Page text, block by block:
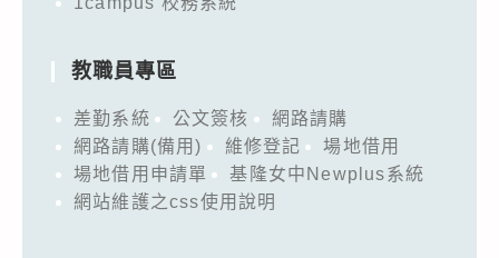
教職員專區
差勤系統 公文簽核
網路請購
網路請購(備用)
維修登記
場地借用
場地借用申請單
基隆女中Newplus系統
網站維護之css使用說明